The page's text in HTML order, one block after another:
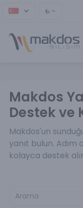
₺
Makdos
Destek ve
Makdos'un
yanıt bulun.
kolayca destek